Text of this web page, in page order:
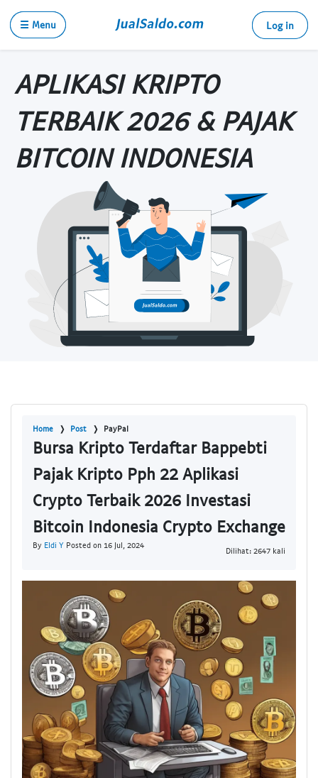
☰ Menu Log in
APLIKASI KRIPTO
TERBAIK 2026 & PAJAK
BITCOIN INDONESIA
Home Post PayPal
Bursa Kripto Terdaftar Bappebti
Pajak Kripto Pph 22 Aplikasi
Crypto Terbaik 2026 Investasi
Bitcoin Indonesia Crypto Exchange
By Eldi Y Posted on 16 Jul, 2024
Dilihat: 2647 kali